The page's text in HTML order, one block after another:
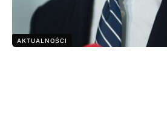
AKTUALNOŚCI